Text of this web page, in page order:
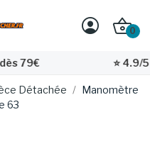
0
79€ ⭐ 4.9/5
Détachée
Manomètre
63